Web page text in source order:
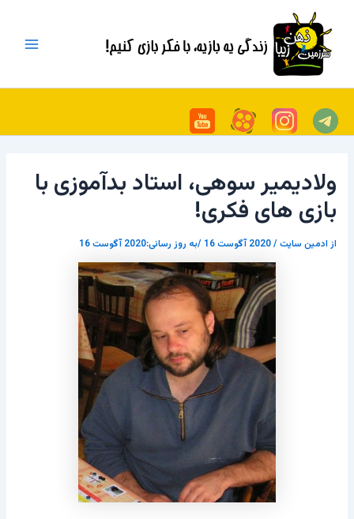
محتوا
Menu
ولادیمیر سوهی، استاد بدآموزی با
بازی های فکری!
از ادمین سایت/2020 آگوست 16 /به روز رسانی:2020 آگوست 16
پیمایش
نوشته